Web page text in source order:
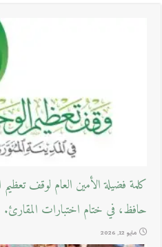
كلمة فضيلة الأمين العام لوقف
حافظ، في ختام اختبارات المقارئ.
مايو 12, 2026